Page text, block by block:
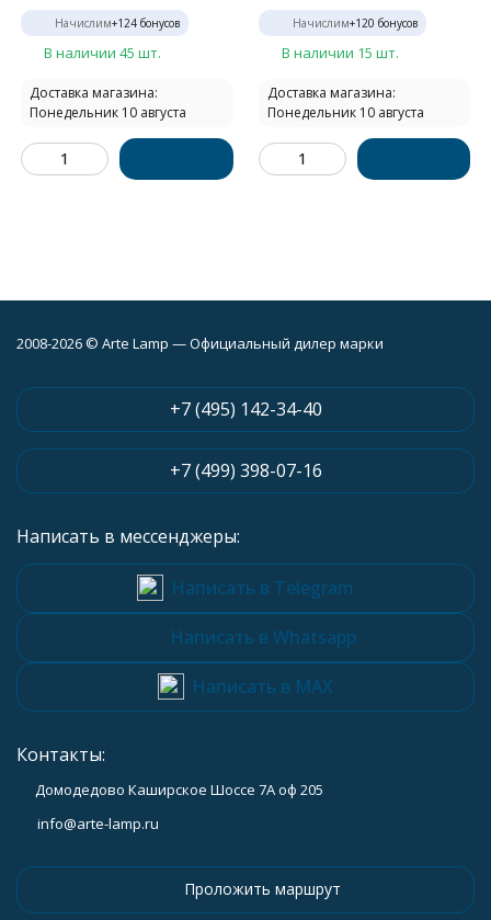
Начислим+124 бонусов
В наличии 45 шт.
Доставка магазина:
Понедельник 10 августа
Начислим+120 бонусов
В наличии 15 шт.
Доставка магазина:
Понедельник 10 августа
2008-2026 © Arte Lamp — Официальный дилер марки
+7 (495) 142-34-40
+7 (499) 398-07-16
Написать в мессенджеры:
Написать в Telegram
Написать в Whatsapp
Написать в MAX
Контакты:
Домодедово Каширское Шоссе 7А оф 205
info@arte-lamp.ru
Проложить маршрут